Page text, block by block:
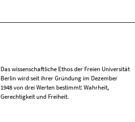
Das wissenschaftliche Ethos der Freien Universität
Berlin wird seit ihrer Gründung im Dezember
1948 von drei Werten bestimmt: Wahrheit,
Gerechtigkeit und Freiheit.